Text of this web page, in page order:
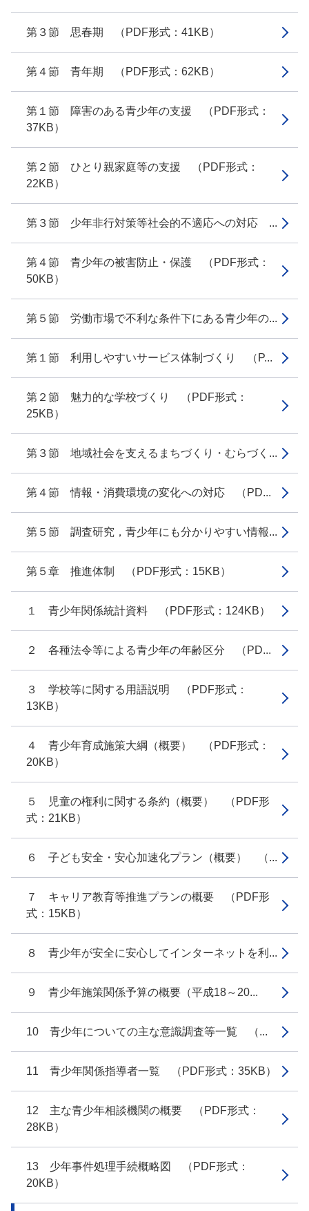
第３節 思春期 （PDF形式：41KB）
第４節 青年期 （PDF形式：62KB）
第１節 障害のある青少年の支援 （PDF形式：
37KB）
第２節 ひとり親家庭等の支援 （PDF形式：
22KB）
第３節 少年非行対策等社会的不適応への対応 ...
第４節 青少年の被害防止・保護 （PDF形式：
50KB）
第５節 労働市場で不利な条件下にある青少年の...
第１節 利用しやすいサービス体制づくり （P...
第２節 魅力的な学校づくり （PDF形式：
25KB）
第３節 地域社会を支えるまちづくり・むらづく...
第４節 情報・消費環境の変化への対応 （PD...
第５節 調査研究，青少年にも分かりやすい情報...
第５章 推進体制 （PDF形式：15KB）
１ 青少年関係統計資料 （PDF形式：124KB）
２ 各種法令等による青少年の年齢区分 （PD...
３ 学校等に関する用語説明 （PDF形式：
13KB）
４ 青少年育成施策大綱（概要） （PDF形式：
20KB）
５ 児童の権利に関する条約（概要） （PDF形
式：21KB）
６ 子ども安全・安心加速化プラン（概要） （...
７ キャリア教育等推進プランの概要 （PDF形
式：15KB）
８ 青少年が安全に安心してインターネットを利...
９ 青少年施策関係予算の概要（平成18～20...
10 青少年についての主な意識調査等一覧 （...
11 青少年関係指導者一覧 （PDF形式：35KB）
12 主な青少年相談機関の概要 （PDF形式：
28KB）
13 少年事件処理手続概略図 （PDF形式：
20KB）